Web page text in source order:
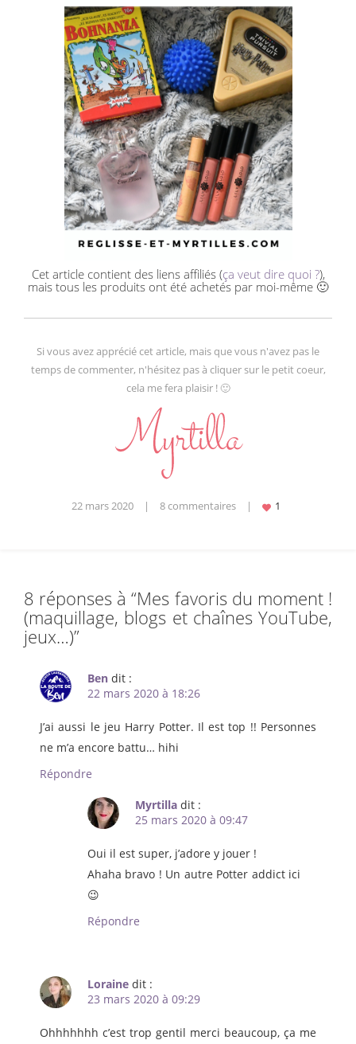
Cet article contient des liens affiliés (ça veut dire quoi ?),
mais tous les produits ont été achetés par moi-même 🙂
Si vous avez apprécié cet article, mais que vous n'avez pas le
temps de commenter, n'hésitez pas à cliquer sur le petit coeur,
cela me fera plaisir ! 🙂
22 mars 2020 | 8 commentaires |
8 réponses à “Mes favoris du moment !
(maquillage, blogs et chaînes YouTube,
jeux…)”
Ben dit :
22 mars 2020 à 18:26
J’ai aussi le jeu Harry Potter. Il est top !! Personnes
ne m’a encore battu… hihi
Répondre
Myrtilla dit :
25 mars 2020 à 09:47
Oui il est super, j’adore y jouer !
Ahaha bravo ! Un autre Potter addict ici
😉
Répondre
Loraine dit :
23 mars 2020 à 09:29
Ohhhhhhh c’est trop gentil merci beaucoup, ça me